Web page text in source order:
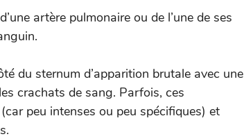
artère pulmonaire ou de l’une de ses
du sternum d’apparition brutale avec une
crachats de sang. Parfois, ces
peu intenses ou peu spécifiques) et